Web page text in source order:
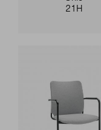
21H